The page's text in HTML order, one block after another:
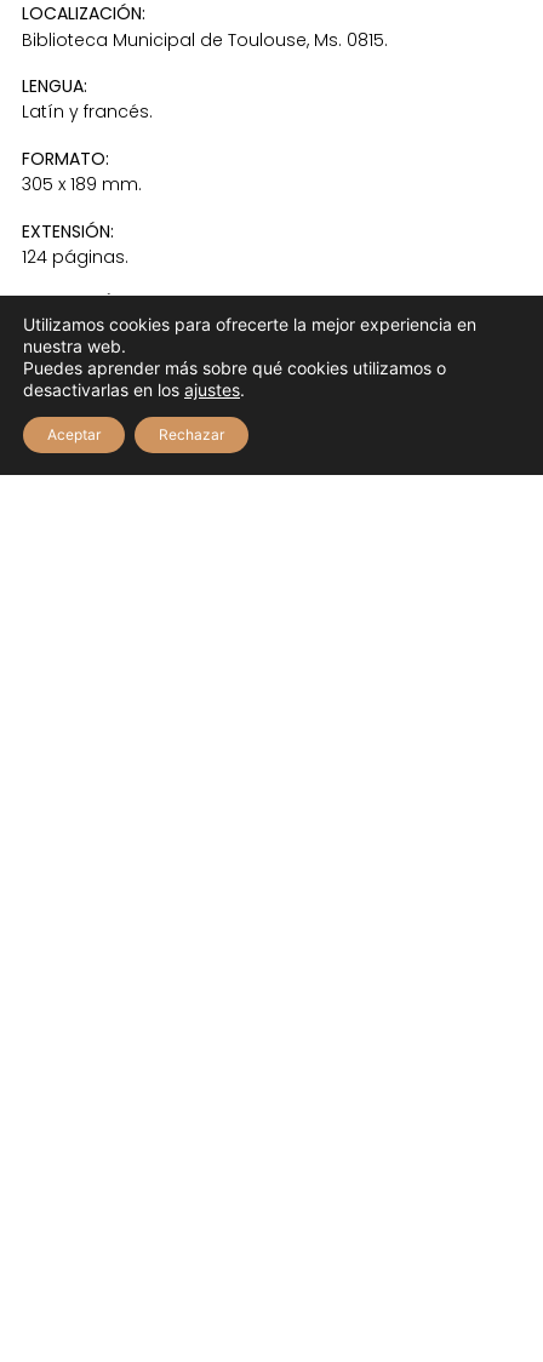
LOCALIZACIÓN:
Biblioteca Municipal de Toulouse, Ms. 0815.
LENGUA:
Latín y francés.
FORMATO:
305 x 189 mm.
EXTENSIÓN:
124 páginas.
ILUMINACIÓN:
121 miniaturas enriquecidas con detalles en oro y plata.
ENCUADERNACIÓN:
Encuadernado en piel estampada en oro.
Utilizamos cookies para ofrecerte la mejor experiencia en
nuestra web.
Puedes aprender más sobre qué cookies utilizamos o
desactivarlas en los ajustes.
Aceptar Rechazar